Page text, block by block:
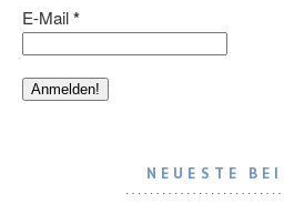
E-Mail*
NEUESTE